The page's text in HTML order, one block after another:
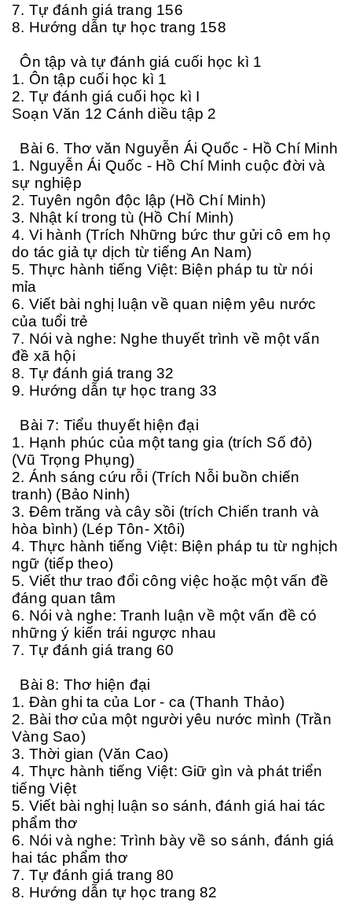
7. Tự đánh giá trang 156
8. Hướng dẫn tự học trang 158
Ôn tập và tự đánh giá cuối học kì 1
1. Ôn tập cuối học kì 1
2. Tự đánh giá cuối học kì I
Soạn Văn 12 Cánh diều tập 2
Bài 6. Thơ văn Nguyễn Ái Quốc - Hồ Chí Minh
1. Nguyễn Ái Quốc - Hồ Chí Minh cuộc đời và
sự nghiệp
2. Tuyên ngôn độc lập (Hồ Chí Minh)
3. Nhật kí trong tù (Hồ Chí Minh)
4. Vi hành (Trích Những bức thư gửi cô em họ
do tác giả tự dịch từ tiếng An Nam)
5. Thực hành tiếng Việt: Biện pháp tu từ nói
mỉa
6. Viết bài nghị luận về quan niệm yêu nước
của tuổi trẻ
7. Nói và nghe: Nghe thuyết trình về một vấn
đề xã hội
8. Tự đánh giá trang 32
9. Hướng dẫn tự học trang 33
Bài 7: Tiểu thuyết hiện đại
1. Hạnh phúc của một tang gia (trích Số đỏ)
(Vũ Trọng Phụng)
2. Ánh sáng cứu rỗi (Trích Nỗi buồn chiến
tranh) (Bảo Ninh)
3. Đêm trăng và cây sồi (trích Chiến tranh và
hòa bình) (Lép Tôn- Xtôi)
4. Thực hành tiếng Việt: Biện pháp tu từ nghịch
ngữ (tiếp theo)
5. Viết thư trao đổi công việc hoặc một vấn đề
đáng quan tâm
6. Nói và nghe: Tranh luận về một vấn đề có
những ý kiến trái ngược nhau
7. Tự đánh giá trang 60
Bài 8: Thơ hiện đại
1. Đàn ghi ta của Lor - ca (Thanh Thảo)
2. Bài thơ của một người yêu nước mình (Trần
Vàng Sao)
3. Thời gian (Văn Cao)
4. Thực hành tiếng Việt: Giữ gìn và phát triển
tiếng Việt
5. Viết bài nghị luận so sánh, đánh giá hai tác
phẩm thơ
6. Nói và nghe: Trình bày về so sánh, đánh giá
hai tác phẩm thơ
7. Tự đánh giá trang 80
8. Hướng dẫn tự học trang 82